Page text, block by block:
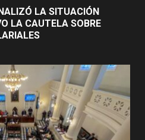
LA SITUACIÓN
LA CAUTELA SOBRE